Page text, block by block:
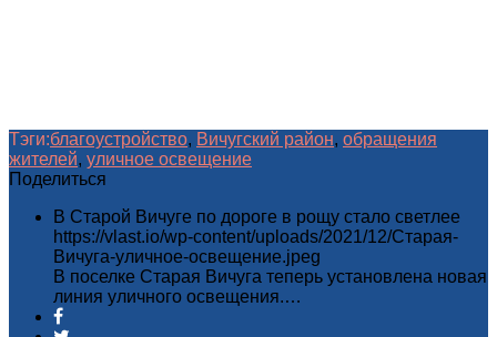
Тэги:благоустройство, Вичугский район, обращения
жителей, уличное освещение
Поделиться
В Старой Вичуге по дороге в рощу стало светлее
https://vlast.io/wp-content/uploads/2021/12/Старая-
Вичуга-уличное-освещение.jpeg
В поселке Старая Вичуга теперь установлена новая
линия уличного освещения.…